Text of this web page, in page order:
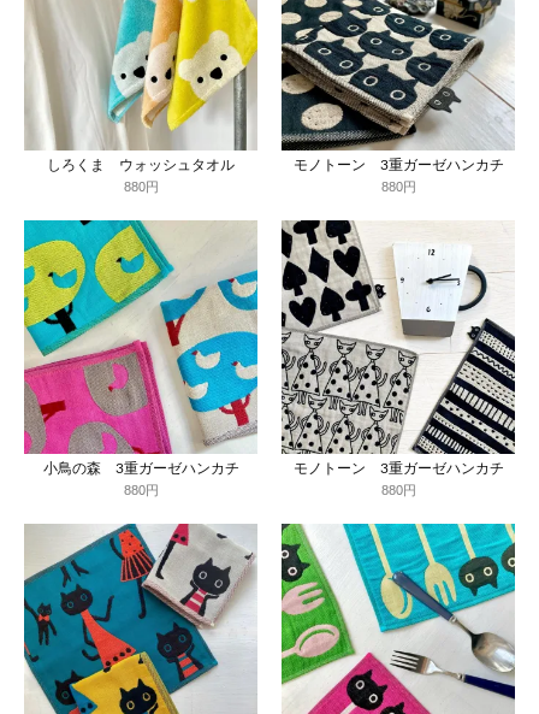
しろくま ウォッシュタオル
880円
モノトーン 3重ガーゼハンカチ
880円
小鳥の森 3重ガーゼハンカチ
880円
モノトーン 3重ガーゼハンカチ
880円